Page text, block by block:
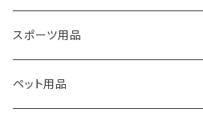
藤田金属
TG
リュックサック
ショルダーバッグ
ゴミ箱
収納用品
トイレ用品
バス用品
アクセサリー収納
ウェットティッシュケース
筆記具・ペン
ノート
スポーツ用品
卓球用品
ペット用品